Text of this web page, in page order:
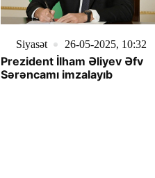
Siyasət 26-05-2025, 10:32
Prezident İlham Əliyev Əfv
Sərəncamı imzalayıb